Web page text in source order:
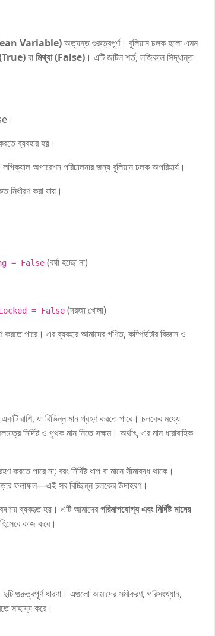
Variable)অত্যন্ত গুরুত্বপূর্ণ। বুলিয়ান চলক হলো এমন
বামিথ্যা (False) । এটি জটিল শর্ত, লজিকাল সিদ্ধান্ত
ব্যবহার হয়।
লগিক্যাল অপারেশন পরিচালনার জন্য বুলিয়ান চলক অপরিহার্য।
করা যায়।
= False (বর্ষা হচ্ছে না)
= False (দরজা খোলা)
পারে। এর ব্যবহার আমাদের গণিত, কম্পিউটার বিজ্ঞান ও
রাশি, যা বিভিন্ন মান গ্রহণ করতে পারে। চলকের মধ্যে
নির্দিষ্ট ও পৃথক মান নিতে সক্ষম। অর্থাৎ, এর মান ধারাবাহিক
পারে না; বরং নির্দিষ্ট ধাপ বা মানে সীমাবদ্ধ থাকে।
ফলাফল—এই সব বিচ্ছিন্ন চলকের উদাহরণ।
ব্যবহৃত হয়। এটি আমাদেরপরিমাপযোগ্য এবং নির্দিষ্ট মানের
কাজ করে।
গুরুত্বপূর্ণ ধারণা। এগুলো আমাদের সমীকরণ, পরিসংখ্যান,
সাহায্য করে।